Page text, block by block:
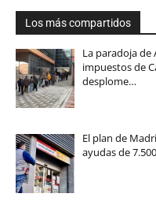
Los más compartidos
La paradoja de
impuestos de
desplome…
El plan de
ayudas de